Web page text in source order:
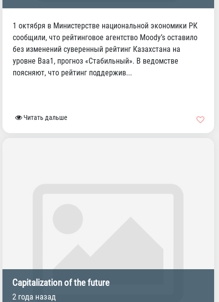
1 октября в Министерстве национальной экономики РК
сообщили, что рейтинговое агентство Moody’s оставило
без изменений суверенный рейтинг Казахстана на
уровне Baa1, прогноз «Стабильный». В ведомстве
поясняют, что рейтинг поддержив...
Читать дальше
Capitalization of the future
2 года назад